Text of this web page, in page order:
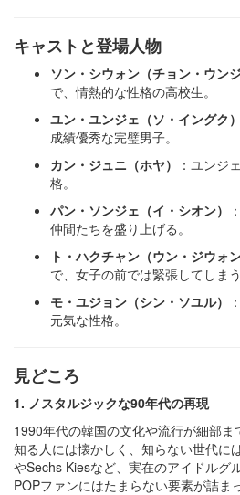
キャストと登場人物
ソン・シウォン（チョン・ウンジ
で、情熱的な性格の高校生。
ユン・ユンジェ（ソ・イングク）
成績優秀な完璧男子。
カン・ジュニ（ホヤ）
：​ユンジ
格。
パン・ソンジェ（イ・シオン）
仲間たちを盛り上げる。
ト・ハクチャン（ウン・ジウォン
で、女子の前では緊張してしまう
モ・ユジョン（シン・ソユル）
元気な性格。​
見どころ
1. ノスタルジックな90年代の再現
1990年代の韓国の文化や流行が細部
知る人には懐かしく、知らない世代に
やSechs Kiesなど、実在のアイドルグ
POPファンにはたまらない要素が詰ま